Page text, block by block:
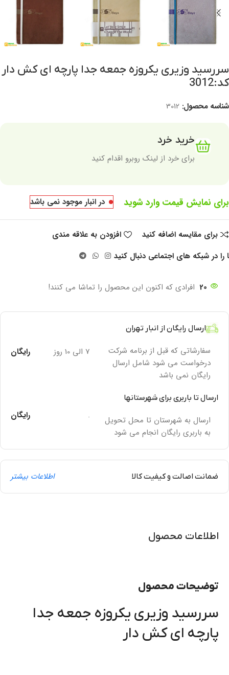
سررسید وزیری یکروزه جمعه جدا پارچه ای کش دار
کد:3012
شناسه محصول: 3012
خرید خرد
برای خرد از لینک روبرو اقدام کنید
برای نمایش قیمت وارد شوید در انبار موجود نمی باشد
برای مقایسه اضافه کنید
افزودن به علاقه مندی
را در شبکه های اجتماعی دنبال کنید
20 افرادی که اکنون این محصول را تماشا می کنند!
ارسال رایگان از انبار تهران
سفارشاتی که قبل از برنامه شرکت
درخواست می شود شامل ارسال
رایگان نمی باشد
7 الی 10 روز رایگان
ارسال تا باربری برای شهرستانها
ارسال به شهرستان تا محل تحویل
به باربری رایگان انجام می شود
. رایگان
ضمانت اصالت و کیفیت کالا اطلاعات بیشتر
توضیحات محصول
سررسید وزیری یکروزه جمعه جدا
پارچه ای کش دار
اطلاعات محصول